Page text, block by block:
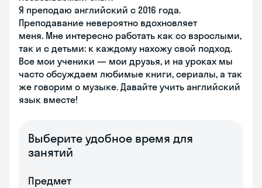
Я преподаю английский с 2016 года.
Преподавание невероятно вдохновляет
меня. Мне интересно работать как со взрослыми,
так и с детьми: к каждому нахожу свой подход.
Все мои ученики — мои друзья, и на уроках мы
часто обсуждаем любимые книги, сериалы, а так
же говорим о музыке. Давайте учить английский
язык вместе!
Выберите удобное время для
занятий
Предмет